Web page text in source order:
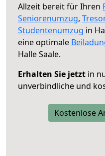
Allzeit bereit für Ihren
Seniorenumzug,
Studentenumzug in
eine optimale
Halle Saale.
Erhalten Sie jetzt in
unverbindliche und
Kostenlose